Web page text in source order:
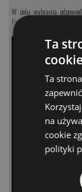
W celu wybrania
Fasycnacja - kliknij tutaj
Ta
cookie
Ta
na
cookie
polityki